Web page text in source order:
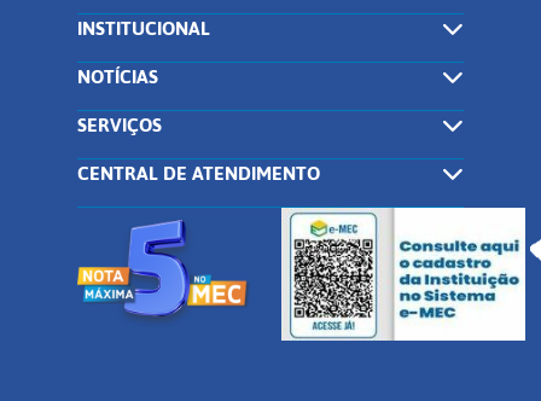
INSTITUCIONAL
NOTÍCIAS
SERVIÇOS
CENTRAL DE ATENDIMENTO